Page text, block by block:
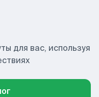
для вас, используя